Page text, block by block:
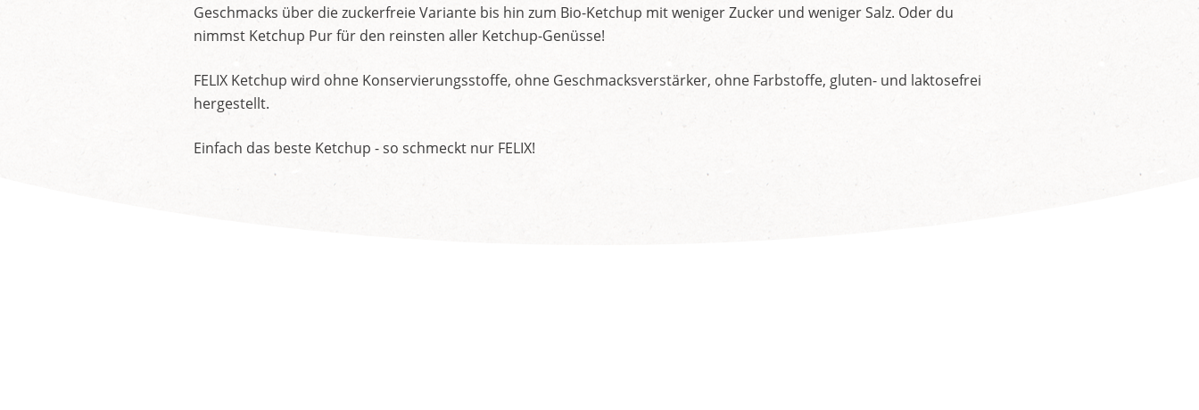
Geschmacks über die zuckerfreie Variante bis hin zum Bio-Ketchup mit weniger Zucker und weniger Salz. Oder du
nimmst Ketchup Pur für den reinsten aller Ketchup-Genüsse!
FELIX Ketchup wird ohne Konservierungsstoffe, ohne Geschmacksverstärker, ohne Farbstoffe, gluten- und laktosefrei
hergestellt.
Einfach das beste Ketchup - so schmeckt nur FELIX!